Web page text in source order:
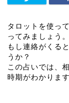
タロットを使っ
ってみましょう。
もし連絡がくる
うか？
この占いでは、
時期がわかります